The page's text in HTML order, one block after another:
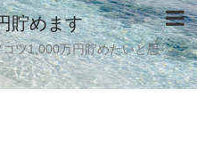
貯めます
ツ1,000万円貯めたいと思